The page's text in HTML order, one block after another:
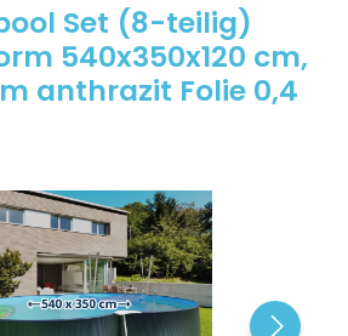
Set (8-teilig)
540x350x120 cm,
anthrazit Folie 0,4